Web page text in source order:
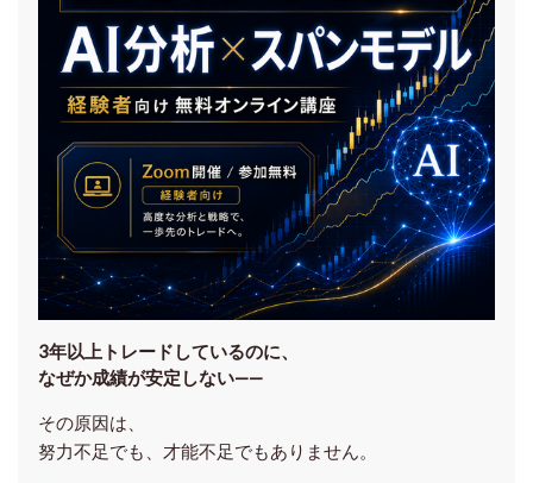
3年以上トレードしているのに、
なぜか成績が安定しない——
その原因は、
努力不足でも、才能不足でもありません。